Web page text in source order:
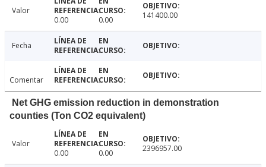
Valor
0.00
0.00 141400.00
Fecha
Comentar
Net GHG emission reduction in demonstration
counties (Ton CO2 equivalent)
Valor
0.00
0.00 2396957.00